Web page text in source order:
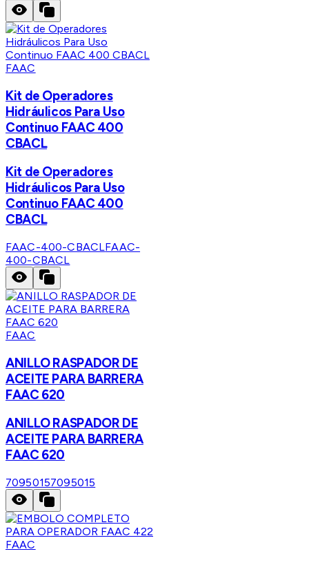
FAAC
Kit de Operadores
Hidráulicos Para Uso
Continuo FAAC 400
CBACL
Kit de Operadores
Hidráulicos Para Uso
Continuo FAAC 400
CBACL
FAAC-400-CBACLFAAC-
400-CBACL
FAAC
ANILLO RASPADOR DE
ACEITE PARA BARRERA
FAAC 620
ANILLO RASPADOR DE
ACEITE PARA BARRERA
FAAC 620
70950157095015
FAAC